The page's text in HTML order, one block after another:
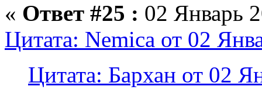
« Ответ #25 : 02 Январь
Цитата: Nemica от 02
Цитата: Бархан от 02